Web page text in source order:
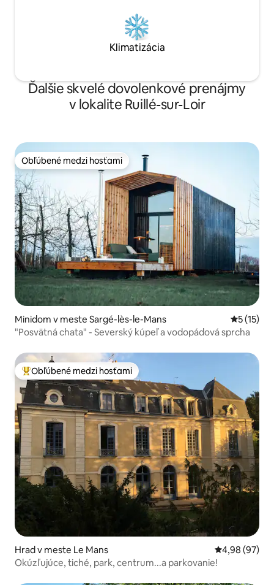
Klimatizácia
Ďalšie skvelé dovolenkové prenájmy
v lokalite Ruillé-sur-Loir
Obľúbené medzi hosťami
Obľúbené medzi hosťami
Minidom v meste Sargé-lès-le-Mans
5 (15)
"Posvätná chata" - Severský kúpeľ a vodopádová sprcha
Najobľúbenejšie medzi hosťami
Obľúbené medzi hosťami
Hrad v meste Le Mans Priemerné
4,98 (97)
Okúzľujúce, tiché, park, centrum...a parkovanie!